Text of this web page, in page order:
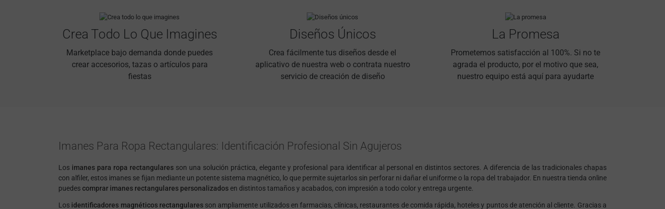
Crea Todo Lo Que Imagines
Marketplace bajo demanda donde puedes
crear accesorios, tazas o artículos para
fiestas
Diseños Únicos
Crea fácilmente tus diseños desde el
aplicativo de nuestra web o contrata nuestro
servicio de creación de diseño
La Promesa
Prometemos satisfacción al 100%. Si no te
agrada el producto, por el motivo que sea,
nuestro equipo está aquí para ayudarte
Imanes Para Ropa Rectangulares: Identificación Profesional Sin Agujeros
Los imanes para ropa rectangulares son una solución práctica, elegante y profesional para identificar al personal en distintos sectores. A diferencia de las tradicionales chapas
con alfiler, estos imanes se fijan mediante un potente sistema magnético, lo que permite sujetarlos sin perforar ni dañar el uniforme o la ropa del trabajador. En nuestra tienda online
puedescomprar imanes rectangulares personalizados en distintos tamaños y acabados, con impresión a todo color y entrega urgente.
Los identificadores magnéticos rectangularesson ampliamente utilizados en farmacias, clínicas, restaurantes de comida rápida, hoteles y puntos de atención al cliente. Gracias a